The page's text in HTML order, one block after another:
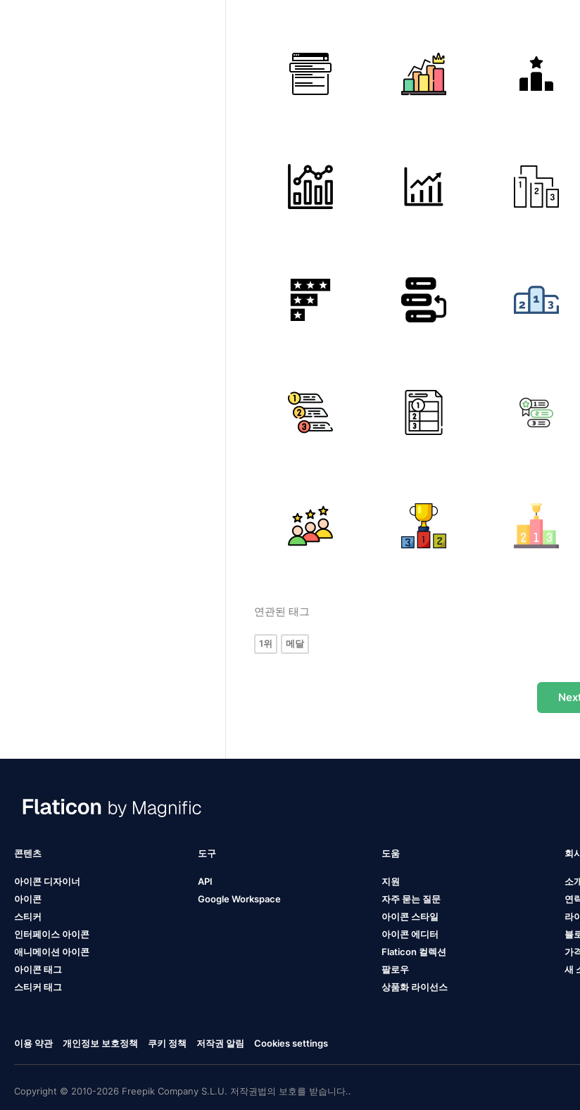
연관된 태그
1위 메달
콘텐츠
아이콘 디자이너
아이콘
스티커
인터페이스 아이콘
애니메이션 아이콘
아이콘 태그
스티커 태그
도구
API
Google Workspace
도움
지원
자주 묻는 질문
아이콘 스타일
아이콘 에디터
Flaticon 컬렉션
팔로우
상품화 라이선스
회
소
연
라
블
가
새
이용 약관 개인정보 보호정책 쿠키 정책 저작권 알림 Cookies settings
Copyright © 2010-2026 Freepik Company S.L.U. 저작권법의 보호를 받습니다..